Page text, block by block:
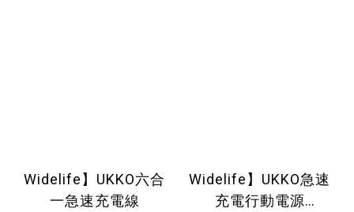
Widelife】UKKO六合
一急速充電線
Widelife】UKKO急速
充電行動電源